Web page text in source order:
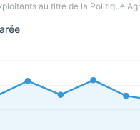
au titre de la Politique